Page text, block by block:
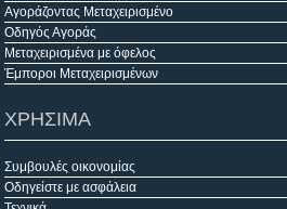
Αγοράζοντας Μεταχειρισμένο
Οδηγός Αγοράς
Μεταχειρισμένα με όφελος
Έμποροι Μεταχειρισμένων
ΧΡΗΣΙΜΑ
Συμβουλές οικονομίας
Οδηγείστε με ασφάλεια